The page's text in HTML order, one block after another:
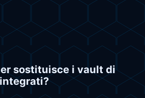
sostituisce i vault di